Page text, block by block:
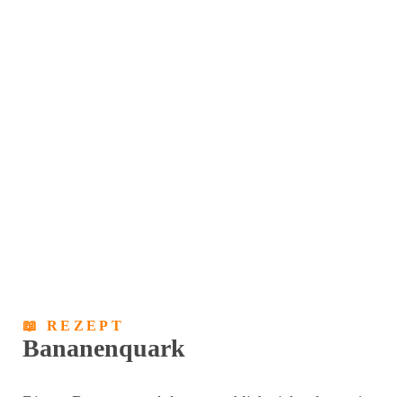
📖 REZEPT
Bananenquark